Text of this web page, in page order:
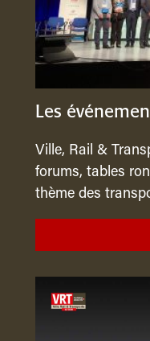
Les
Ville, Rail &
forums, tables
thème des